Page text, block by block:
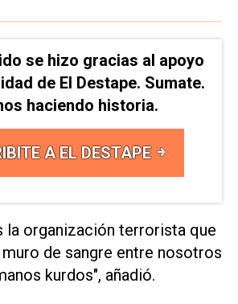
se hizo gracias al apoyo
de El Destape. Sumate.
haciendo historia.
A EL DESTAPE
la organización terrorista que
de sangre entre nosotros
kurdos", añadió.